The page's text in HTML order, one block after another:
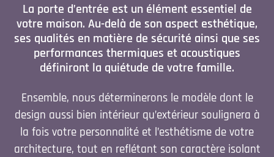
La porte d’entrée est un élément essentiel de
votre maison. Au-delà de son aspect esthétique,
ses qualités en matière de sécurité ainsi que ses
performances thermiques et acoustiques
définiront la quiétude de votre famille.
Ensemble, nous déterminerons le modèle dont le
design aussi bien intérieur qu’extérieur soulignera à
la fois votre personnalité et l’esthétisme de votre
architecture, tout en reflétant son caractère isolant